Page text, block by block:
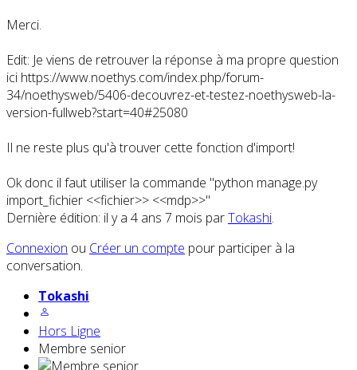
Merci.
Edit: Je viens de retrouver la réponse à ma propre question
ici https://www.noethys.com/index.php/forum-
34/noethysweb/5406-decouvrez-et-testez-noethysweb-la-
version-fullweb?start=40#25080
Il ne reste plus qu'à trouver cette fonction d'import!
Ok donc il faut utiliser la commande "python manage.py
import_fichier <<fichier>> <<mdp>>"
Dernière édition: il y a 4 ans 7 mois parTokashi.
Connexion ou Créer un compte pour participer à la
conversation.
Tokashi
Hors Ligne
Membre senior